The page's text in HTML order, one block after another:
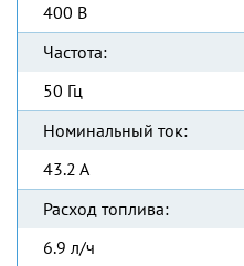
400 В
Частота:
50 Гц
Номинальный ток:
43.2 А
Расход топлива:
6.9 л/ч